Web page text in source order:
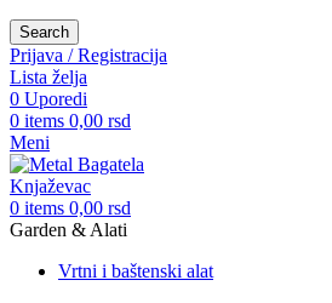
Search
Prijava / Registracija
Lista želja
0 Uporedi
0 items 0,00 rsd
Meni
0 items 0,00 rsd
Garden & Alati
Vrtni i baštenski alat